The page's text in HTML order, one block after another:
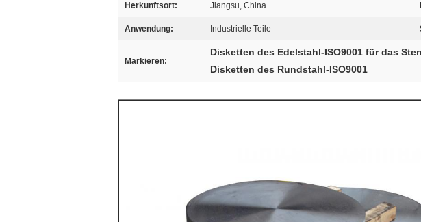
Herkunftsort: Jiangsu, China
Anwendung: Industrielle Teile
Markieren:
Disketten des Edelstahl-ISO9001 für das
Disketten des Rundstahl-ISO9001